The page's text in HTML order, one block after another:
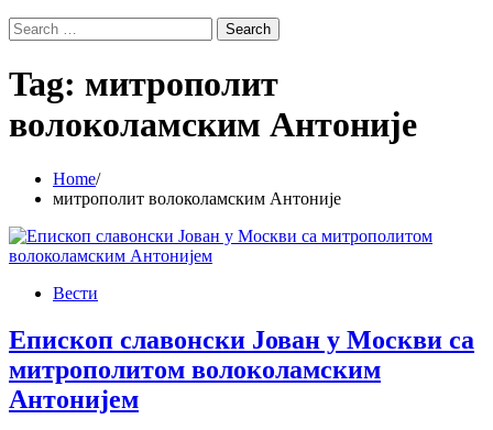
Search
for:
Tag: митрополит
волоколамским Антоније
Home
митрополит волоколамским Антоније
Вести
Епископ славонски Јован у Москви са
митрополитом волоколамским
Антонијем